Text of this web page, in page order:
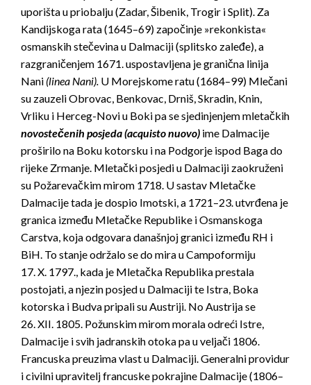
uporišta u priobalju (Zadar, Šibenik, Trogir i Split). Za
Kandijskoga rata (1645–69) započinje »rekonkista«
osmanskih stečevina u Dalmaciji (splitsko zaleđe), a
razgraničenjem 1671. uspostavljena je granična linija
Nani (linea Nani). U Morejskome ratu (1684–99) Mlečani
su zauzeli Obrovac, Benkovac, Drniš, Skradin, Knin,
Vrliku i Herceg-Novi u Boki pa se sjedinjenjem mletačkih
novostečenih posjeda (acquisto nuovo) ime Dalmacije
proširilo na Boku kotorsku i na Podgorje ispod Baga do
rijeke Zrmanje. Mletački posjedi u Dalmaciji zaokruženi
su Požarevačkim mirom 1718. U sastav Mletačke
Dalmacije tada je dospio Imotski, a 1721–23. utvrđena je
granica između Mletačke Republike i Osmanskoga
Carstva, koja odgovara današnjoj granici između RH i
BiH. To stanje održalo se do mira u Campoformiju
17. X. 1797., kada je Mletačka Republika prestala
postojati, a njezin posjed u Dalmaciji te Istra, Boka
kotorska i Budva pripali su Austriji. No Austrija se
26. XII. 1805. Požunskim mirom morala odreći Istre,
Dalmacije i svih jadranskih otoka pa u veljači 1806.
Francuska preuzima vlast u Dalmaciji. Generalni providur
i civilni upravitelj francuske pokrajine Dalmacije (1806–